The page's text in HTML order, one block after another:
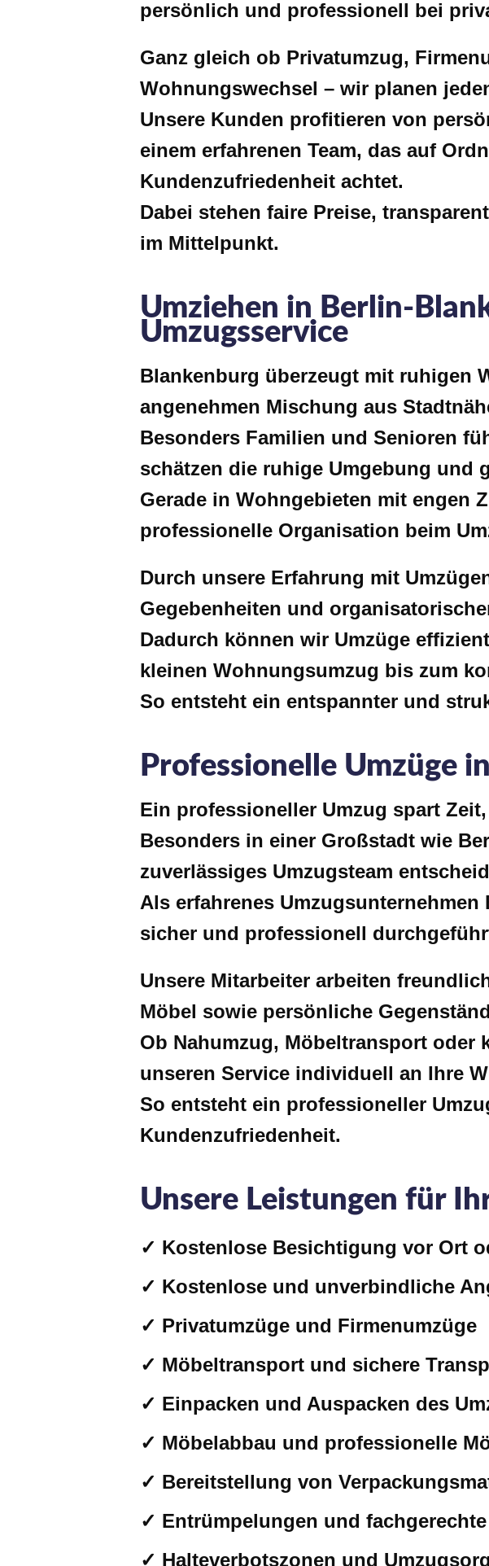
persönlich und professionell bei
Ganz gleich ob Privatumzug,
Wohnungswechsel – wir planen
Unsere Kunden profitieren von
einem erfahrenen Team, das auf
Kundenzufriedenheit achtet.
Dabei stehen faire Preise,
im Mittelpunkt.
Umziehen in Berlin-
Umzugsservice
Blankenburg überzeugt mit ruhigen
angenehmen Mischung aus
Besonders Familien und Senioren
schätzen die ruhige Umgebung und
Gerade in Wohngebieten mit engen
professionelle Organisation beim
Durch unsere Erfahrung mit
Gegebenheiten und
Dadurch können wir Umzüge
kleinen Wohnungsumzug bis zum
So entsteht ein entspannter und
Professionelle Umzüge
Ein professioneller Umzug spart
Besonders in einer Großstadt wie
zuverlässiges Umzugsteam
Als erfahrenes
sicher und professionell
Unsere Mitarbeiter arbeiten
Möbel sowie persönliche
Ob Nahumzug, Möbeltransport oder
unseren Service individuell an Ihre
So entsteht ein professioneller
Kundenzufriedenheit.
Unsere Leistungen für
✓ Kostenlose Besichtigung vor Ort
✓ Kostenlose und unverbindliche
✓ Privatumzüge und Firmenumzüge
✓ Möbeltransport und sichere
✓ Einpacken und Auspacken des
✓ Möbelabbau und professionelle
✓ Bereitstellung von
✓ Entrümpelungen und
✓ Halteverbotszonen und